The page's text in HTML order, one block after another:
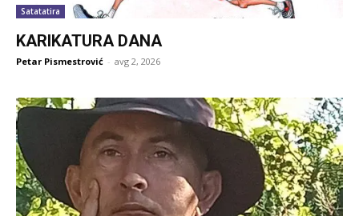
Satatatira
KARIKATURA DANA
Petar Pismestrović - avg 2, 2026